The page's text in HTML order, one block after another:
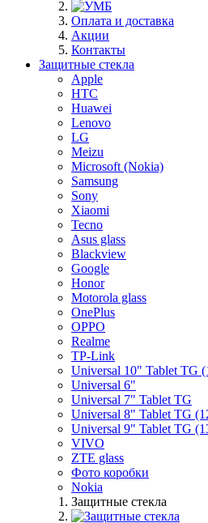
Оплата и доставка
Акции
Контакты
Защитные стекла
Apple
HTC
Huawei
Lenovo
LG
Meizu
Microsoft (Nokia)
Samsung
Sony
Xiaomi
Tecno
Asus glass
Blackview
Google
Honor
Motorola glass
OnePlus
OPPO
Realme
TP-Link
Universal 10" Tablet TG
Universal 6"
Universal 7" Tablet TG
Universal 8" Tablet TG
Universal 9" Tablet TG
VIVO
ZTE glass
Фото коробки
Nokia
Защитные стекла